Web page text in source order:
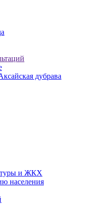
дубрава
и ЖКХ
населения